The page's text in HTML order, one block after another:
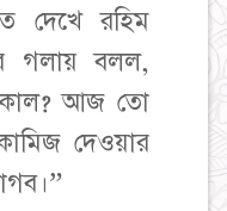
দেখে রহিম
গলায় বলল,
আজ তো
দেওয়ার